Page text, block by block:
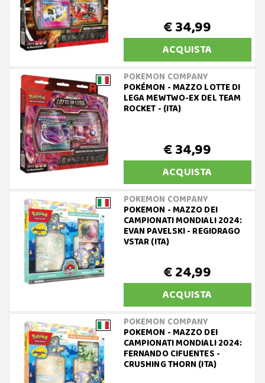
€ 34,99
ACQUISTA
POKEMON COMPANY
POKÉMON - MAZZO LOTTE DI
LEGA MEWTWO-EX DEL TEAM
ROCKET - (ITA)
€ 34,99
ACQUISTA
POKEMON COMPANY
POKEMON - MAZZO DEI
CAMPIONATI MONDIALI 2024:
EVAN PAVELSKI - REGIDRAGO
VSTAR (ITA)
€ 24,99
ACQUISTA
POKEMON COMPANY
POKEMON - MAZZO DEI
CAMPIONATI MONDIALI 2024:
FERNANDO CIFUENTES -
CRUSHING THORN (ITA)